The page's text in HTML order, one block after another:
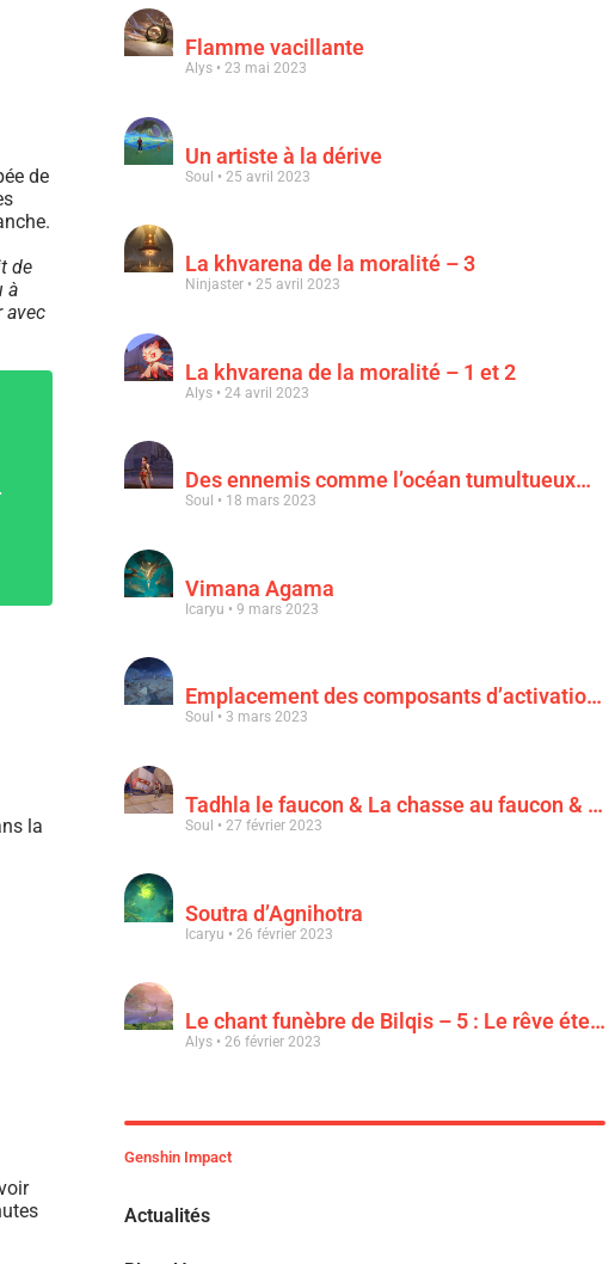
de
de
à
avec
la
Flamme vacillante
Alys 23 mai 2023
Un artiste à la dérive
Soul 25 avril 2023
La khvarena de la moralité – 3
Ninjaster 25 avril 2023
La khvarena de la moralité – 1 et 2
Alys 24 avril 2023
Des ennemis comme l’océan tumultueux…
Soul 18 mars 2023
Vimana Agama
Icaryu 9 mars 2023
Emplacement des composants d’activation & « Au clair de la lune rouge sang »
Soul 3 mars 2023
Tadhla le faucon & La chasse au faucon & Le faucon déchu
Soul 27 février 2023
Soutra d’Agnihotra
Icaryu 26 février 2023
Le chant funèbre de Bilqis – 5 : Le rêve éternel d’une luxuriance épanouie
Alys 26 février 2023
Genshin Impact
Actualités